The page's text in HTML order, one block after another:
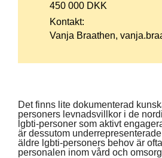
Det finns lite dokumenterad
personers levnadsvillkor i de
lgbti-personer som aktivt
är dessutom
äldre lgbti-personers behov är
personalen inom vård och
450 000 DKK
Kontakt:
Vanja Braathen,